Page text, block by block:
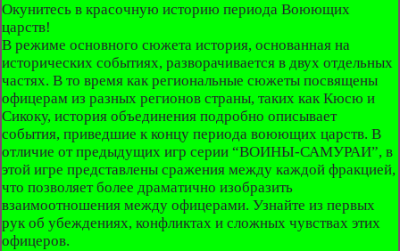
Окунитесь в красочную историю периода Воюющих
царств!
В режиме основного сюжета история, основанная на
исторических событиях, разворачивается в двух отдельных
частях. В то время как региональные сюжеты посвящены
офицерам из разных регионов страны, таких как Кюсю и
Сикоку, история объединения подробно описывает
события, приведшие к концу периода воюющих царств. В
отличие от предыдущих игр серии “ВОИНЫ-САМУРАИ”, в
этой игре представлены сражения между каждой фракцией,
что позволяет более драматично изобразить
взаимоотношения между офицерами. Узнайте из первых
рук об убеждениях, конфликтах и сложных чувствах этих
офицеров.